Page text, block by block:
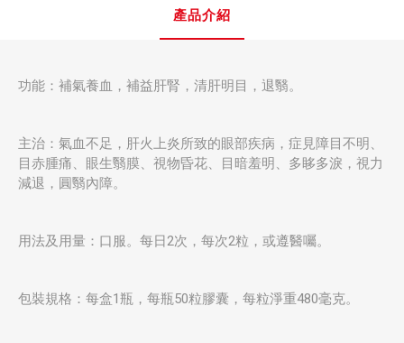
產品介紹
功能：補氣養血，補益肝腎，清肝明目，退翳。
主治：氣血不足，肝火上炎所致的眼部疾病，症見障目不明、
目赤腫痛、眼生翳膜、視物昏花、目暗羞明、多眵多淚，視力
減退，圓翳內障。
用法及用量：口服。每日2次，每次2粒，或遵醫囑。
包裝規格：每盒1瓶，每瓶50粒膠囊，每粒淨重480毫克。